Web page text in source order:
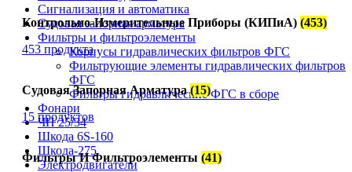
Сигнализация и автоматика
Судовая запорная арматура
Фильтры и фильтроэлементы
Корпусы гидравлических фильтров ФГС
Фильтрующие элементы гидравлических фильтров
ФГС
Фильтры гидравлические ФГС в сборе
Фонари
ЧН 25/34
Шкода 6S-160
Шкода-275
Электродвигатели
Контрольно-Измерительные Приборы (КИПиА) (453)
453 продукта
Судовая Запорная Арматура(15)
15 продуктов
Фильтры И Фильтроэлементы (41)